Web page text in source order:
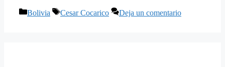
Categorías
Bolivia Etiquetas
Cesar Cocarico Deja un comentario